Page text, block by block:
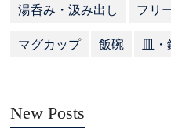
湯呑み・汲み出し フリ
マグカップ 飯碗 皿・
New Posts